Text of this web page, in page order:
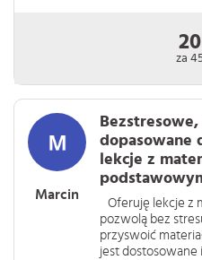
za
Marcin
dopasowane
lekcje z
Oferuję lekcje z
pozwolą bez
przyswoić
jest dostosowane